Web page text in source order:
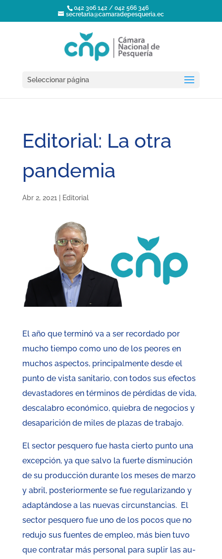
042 306 142 / 042 566 346
secretaria@camaradepesqueria.ec
Seleccionar página
Editorial: La otra
pandemia
Abr 2, 2021 Editorial
El año que terminó va a ser recordado por
mucho tiempo como uno de los peores en
muchos aspectos, principalmente desde el
punto de vista sanitario, con todos sus efectos
devastadores en términos de pérdidas de vida,
descalabro económico, quiebra de negocios y
desaparición de miles de plazas de trabajo.
El sector pesquero fue hasta cierto punto una
excepción, ya que salvo la fuerte disminución
de su producción durante los meses de marzo
y abril, posteriormente se fue regularizando y
adaptándose a las nuevas circunstancias. El
sector pesquero fue uno de los pocos que no
redujo sus fuentes de empleo, más bien tuvo
que contratar más personal para suplir las au-